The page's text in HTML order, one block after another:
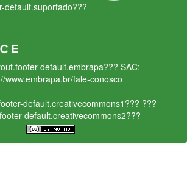
default.suportado???
default.embrapa??? SAC:
www.embrapa.br/fale-conosco
default.creativecommons1??? ???
default.creativecommons2???